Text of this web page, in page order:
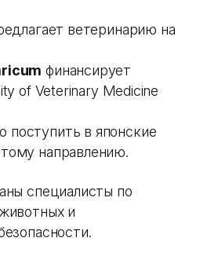
ветеринарию на
финансирует
of Veterinary Medicine
поступить в японские
направлению.
специалисты по
и